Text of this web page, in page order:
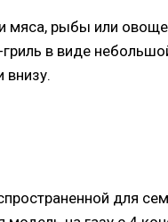
мяса, рыбы или
в виде
внизу.
для